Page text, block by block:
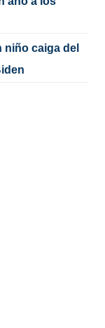
niño caiga del